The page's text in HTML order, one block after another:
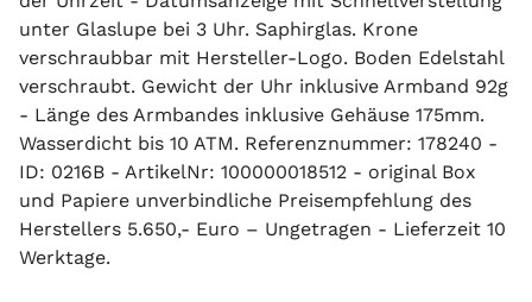
unter Glaslupe bei 3 Uhr. Saphirglas. Krone
verschraubbar mit Hersteller-Logo. Boden Edelstahl
verschraubt. Gewicht der Uhr inklusive Armband 92g
- Länge des Armbandes inklusive Gehäuse 175mm.
Wasserdicht bis 10 ATM. Referenznummer: 178240 -
ID: 0216B - ArtikelNr: 100000018512 - original Box
und Papiere unverbindliche Preisempfehlung des
Herstellers 5.650,- Euro – Ungetragen - Lieferzeit 10
Werktage.